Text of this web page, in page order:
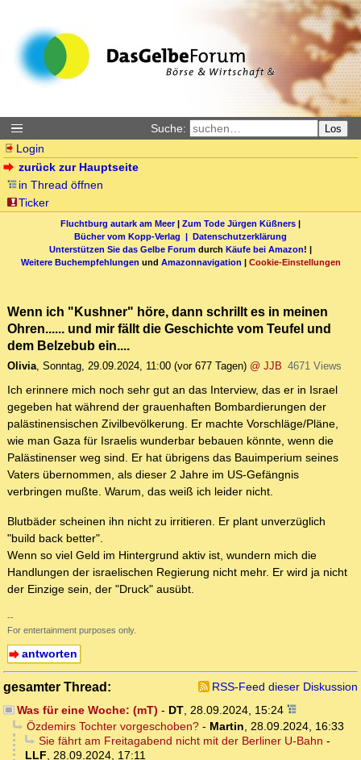
Suche: Los
Login
zurück zur Hauptseite
in Thread öffnen
Ticker
Fluchtburg autark am Meer| Zum Tode Jürgen Küßners |
Bücher vom Kopp-Verlag | Datenschutzerklärung
Unterstützen Sie das Gelbe Forum durch Käufe bei Amazon! |
Weitere Buchempfehlungen und Amazonnavigation | Cookie-Einstellungen
Wenn ich "Kushner" höre, dann schrillt es in meinen
Ohren...... und mir fällt die Geschichte vom Teufel und
dem Belzebub ein....
Olivia, Sonntag, 29.09.2024, 11:00 (vor 677 Tagen) @ JJB 4671 Views
Ich erinnere mich noch sehr gut an das Interview, das er in Israel
gegeben hat während der grauenhaften Bombardierungen der
palästinensischen Zivilbevölkerung. Er machte Vorschläge/Pläne,
wie man Gaza für Israelis wunderbar bebauen könnte, wenn die
Palästinenser weg sind. Er hat übrigens das Bauimperium seines
Vaters übernommen, als dieser 2 Jahre im US-Gefängnis
verbringen mußte. Warum, das weiß ich leider nicht.
Blutbäder scheinen ihn nicht zu irritieren. Er plant unverzüglich
"build back better".
Wenn so viel Geld im Hintergrund aktiv ist, wundern mich die
Handlungen der israelischen Regierung nicht mehr. Er wird ja nicht
der Einzige sein, der "Druck" ausübt.
--
For entertainment purposes only.
antworten
gesamter Thread:
RSS-Feed dieser Diskussion
Was für eine Woche: (mT) - DT, 28.09.2024, 15:24
Özdemirs Tochter vorgeschoben?- Martin, 28.09.2024, 16:33
Sie fährt am Freitagabend nicht mit der Berliner U-Bahn -
LLF, 28.09.2024, 17:11